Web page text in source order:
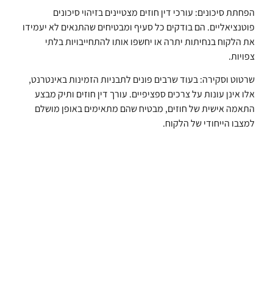
הפחתת סיכונים: עורכי דין חוזים מצטיינים בזיהוי סיכונים
פוטנציאליים. הם בודקים כל סעיף ומבטיחים שהתנאים לא יעמידו
את הלקוח בנחיתות יתרה או יחשפו אותו להתחייבויות בלתי
צפויות.
שרטוט וסקירה: בעוד שרבים פונים לתבניות הזמינות באינטרנט,
אלו אינן עונות על צרכים ספציפיים. עורך דין חוזים ותיק מבצע
התאמה אישית של חוזים, מבטיח שהם מתאימים באופן מושלם
למצבו הייחודי של הלקוח.